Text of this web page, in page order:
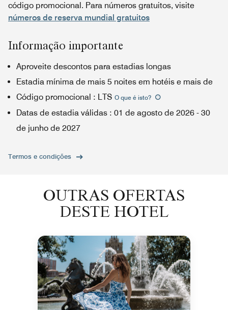
código promocional. Para números gratuitos, visite
números de reserva mundial gratuitos
Informação importante
Aproveite descontos para estadias longas
Estadia mínima de mais 5 noites em hotéis e mais de
Código promocional : LTS O que é isto?
Datas de estadia válidas : 01 de agosto de 2026 - 30
de junho de 2027
Termos e condições
OUTRAS OFERTAS
DESTE HOTEL